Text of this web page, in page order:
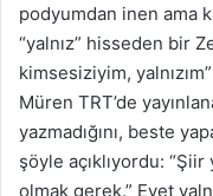
podyumdan inen ama
“yalnız” hisseden bir
kimsesiziyim,
Müren TRT’de
yazmadığını, beste
şöyle açıklıyordu:
olmak gerek.” Evet